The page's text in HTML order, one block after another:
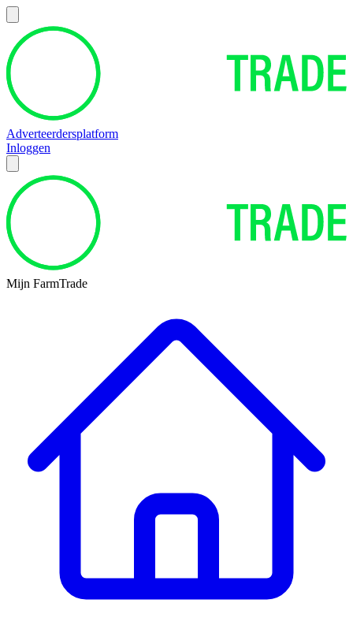
Adverteerdersplatform
Inloggen
Mijn FarmTrade